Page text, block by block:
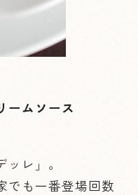
ームソース
レ」。
でも一番登場回数